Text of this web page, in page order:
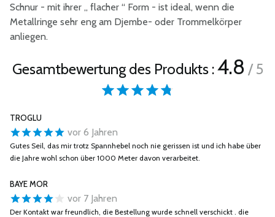
Schnur - mit ihrer „ flacher “ Form - ist ideal, wenn die
Metallringe sehr eng am Djembe- oder Trommelkörper
anliegen.
Gesamtbewertung des Produkts :4.8 / 5
TROGLU
vor 6 Jahren
Gutes Seil, das mir trotz Spannhebel noch nie gerissen ist und ich habe über
die Jahre wohl schon über 1000 Meter davon verarbeitet.
BAYE MOR
vor 7 Jahren
Der Kontakt war freundlich, die Bestellung wurde schnell verschickt . die